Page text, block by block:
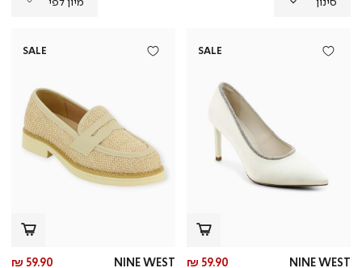
SALE
NINE WEST
מחיר
59.90 ₪
SALE
NINE WEST
59.90 ₪